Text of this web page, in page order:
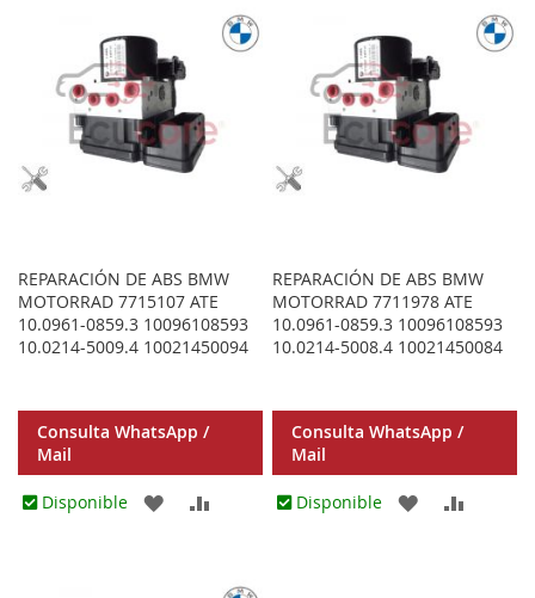
FAVORITOS
COMPARAR
FAVORITOS
REPARACIÓN DE ABS BMW
MOTORRAD 7715107 ATE
10.0961-0859.3 10096108593
10.0214-5009.4 10021450094
Consulta WhatsApp /
Mail
Disponible
AGREGAR
COMPARAR
REPARACIÓN DE ABS BMW
MOTORRAD 7711978 ATE
10.0961-0859.3 10096108593
10.0214-5008.4 10021450084
Consulta WhatsApp /
Mail
Disponible
AGREGAR